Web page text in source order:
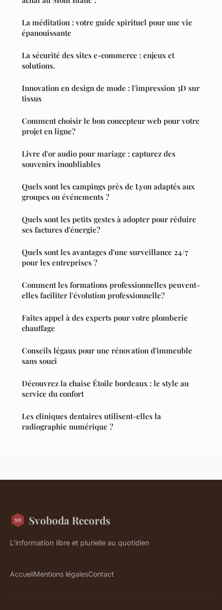
La méditation : votre guide spirituel pour une vie
épanouissante
La sécurité des sites e-commerce : enjeux et
solutions.
Innovation en design de mode : l'impression 3D sur
tissus
Comment choisir le bon concepteur web pour votre
projet en ligne?
Livre d'or audio pour mariage : capturez des
souvenirs inoubliables
Quels sont les campings près de Lyon adaptés aux
groupes ou événements ?
Quels sont les petits gestes à adopter pour réduire
ses factures d'énergie?
Quels sont les avantages d'une surveillance 24/7
pour les entreprises ?
Comment les formations professionnelles peuvent-
elles faciliter l'évolution professionnelle?
Faites appel à des experts pour votre plomberie
chauffage
Conseils légaux pour une rénovation d'immeuble
sans souci
Découvrez la chaise Étoile bordeaux : le style au
service du confort
Les cliniques dentaires utilisent-elles la
radiographie numérique ?
Svoboda Records
L'information libre et plurielle au quotidien
AccueilMentions légalesContact